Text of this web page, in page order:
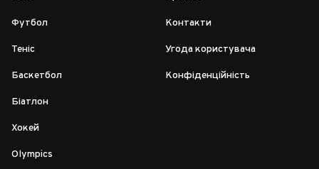
Футбол
Теніс
Баскетбол
Біатлон
Хокей
Olympics
Контакти
Угода користувача
Конфіденційність